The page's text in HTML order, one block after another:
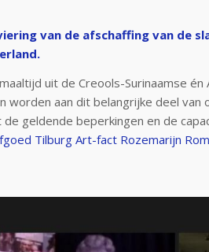
van de afschaffing van de
uit de Creools-Surinaamse
aan dit belangrijke deel
geldende beperkingen en de
TilburgArt-fact Rozemarijn